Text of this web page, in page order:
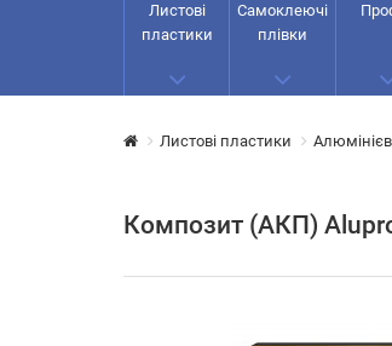
Листові
пластики
Самоклеючі
плівки
Листові пластики
Композит (АКП)